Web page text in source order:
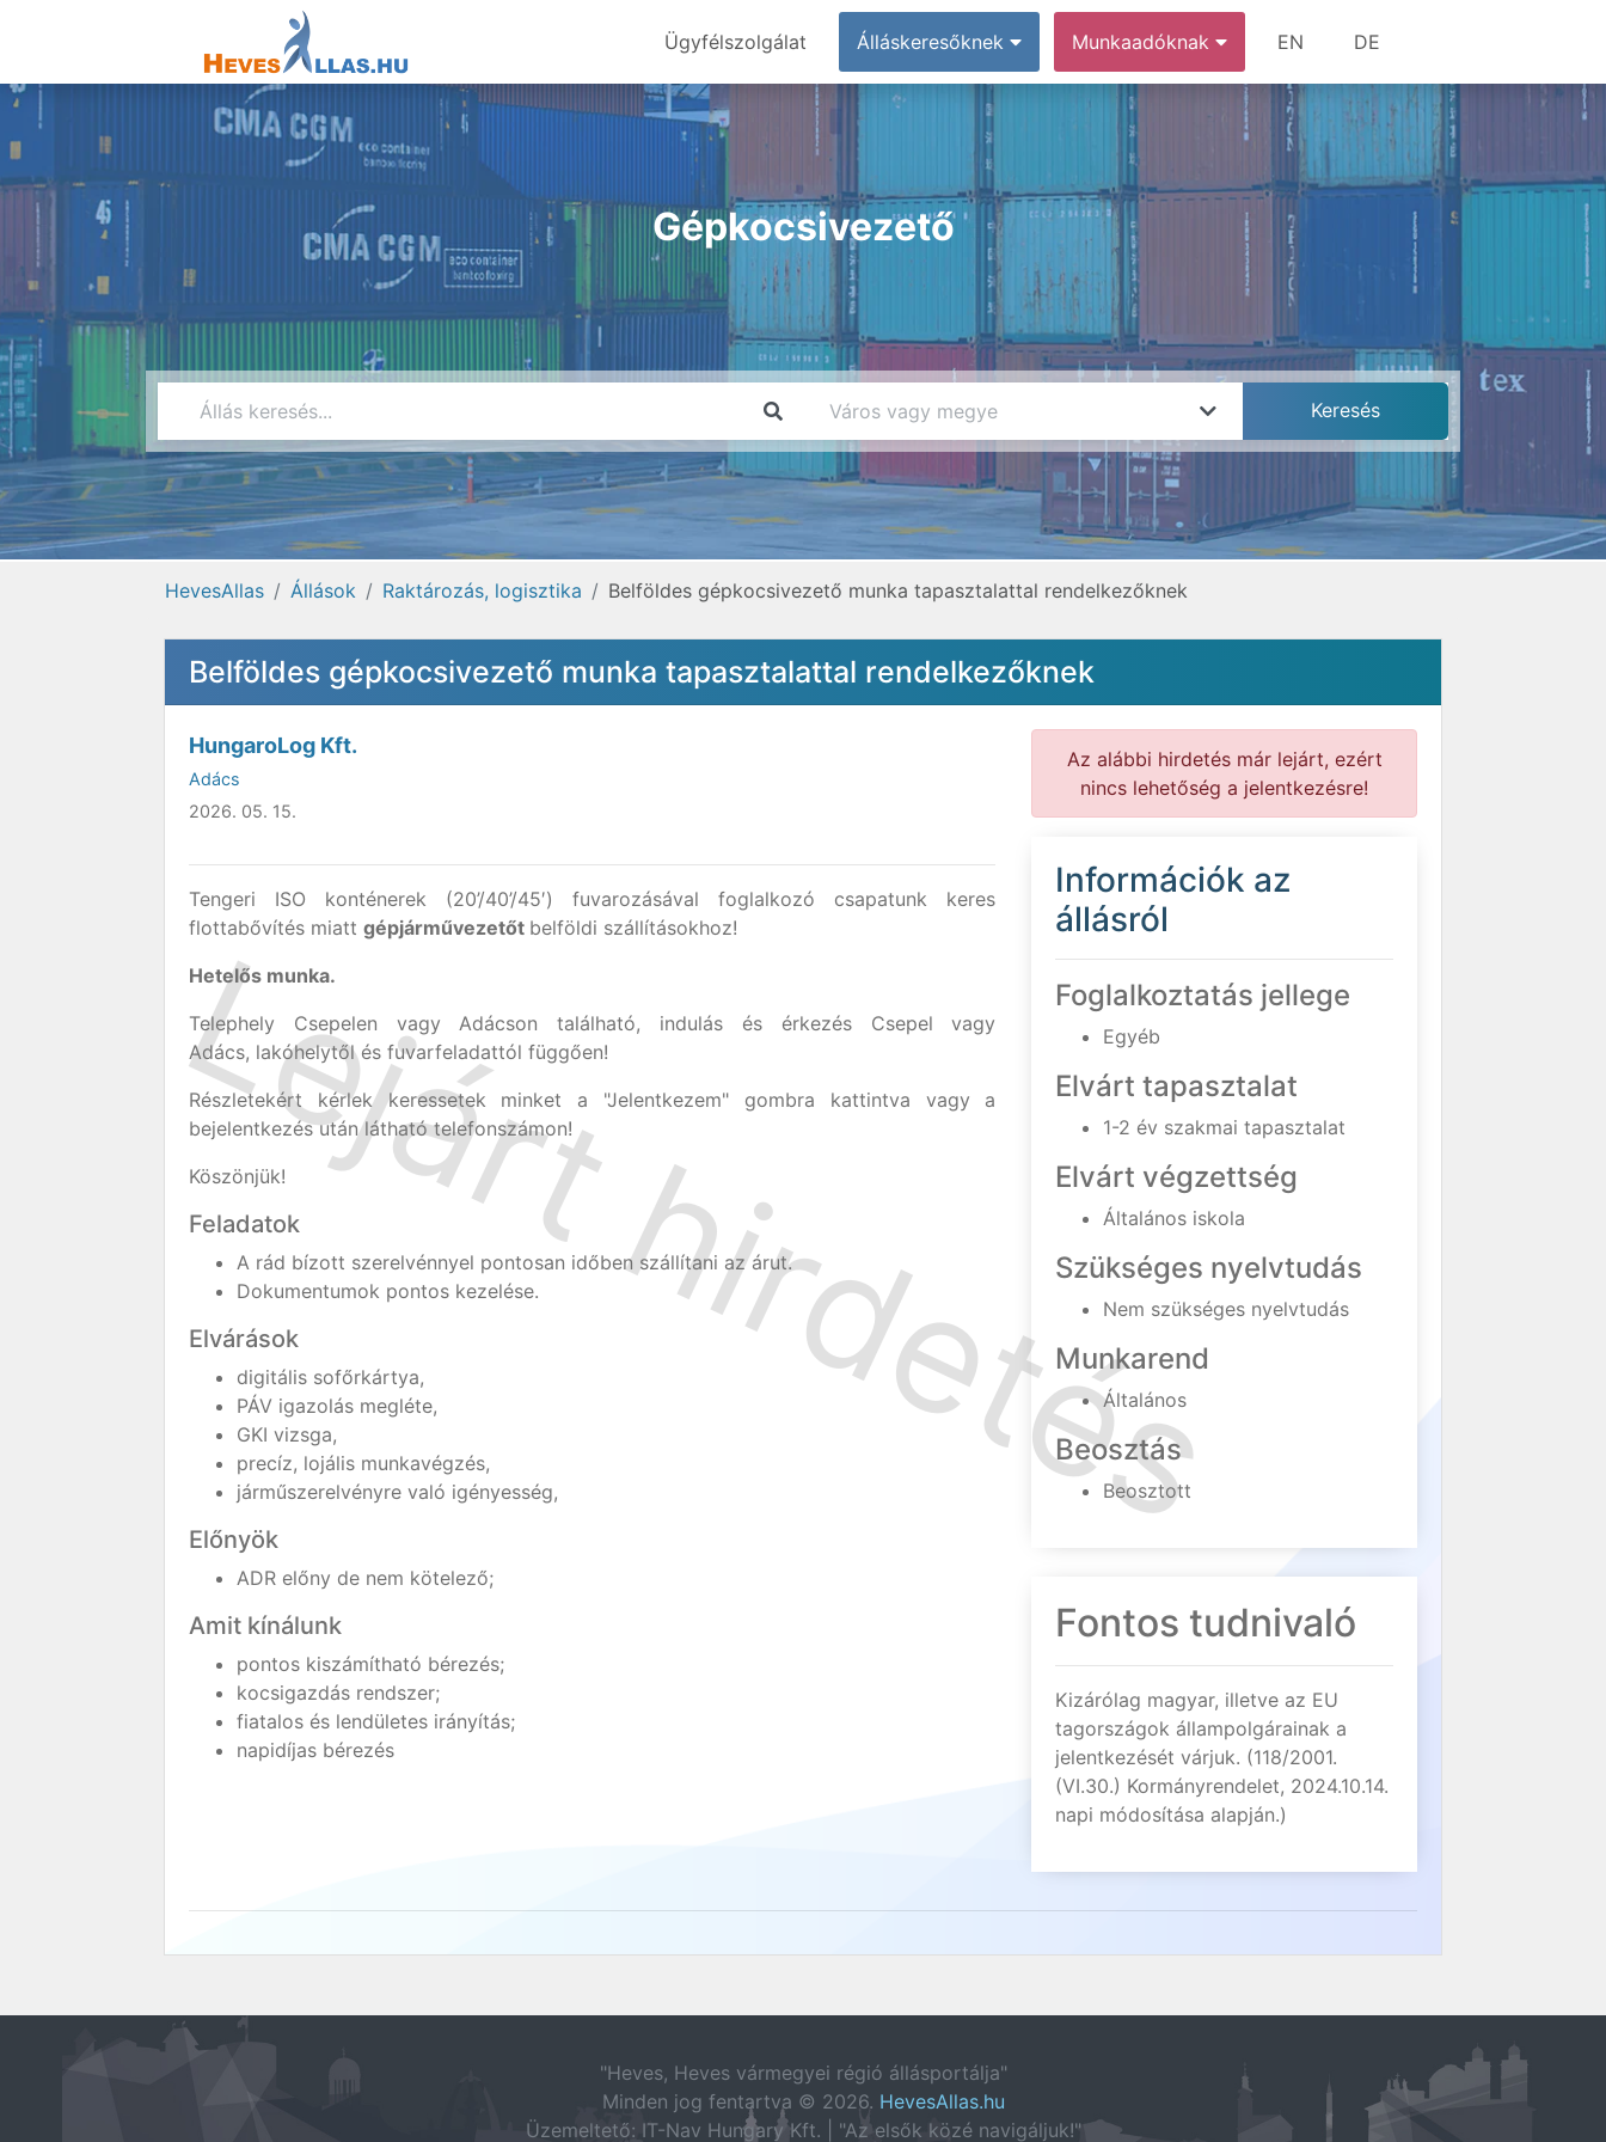
Ügyfélszolgálat Álláskeresőknek Munkaadóknak EN DE
Gépkocsivezető
HevesAllas Állások Raktározás, logisztika Belföldes gépkocsivezető munka tapasztalattal rendelkezőknek
Belföldes gépkocsivezető munka tapasztalattal rendelkezőknek
HungaroLog Kft.
Adács
2026. 05. 15.
Tengeri ISO konténerek (20’/40’/45′) fuvarozásával foglalkozó csapatunk keres
flottabővítés miatt gépjárművezetőt belföldi szállításokhoz!
Hetelős munka.
Telephely Csepelen vagy Adácson található, indulás és érkezés Csepel vagy
Adács, lakóhelytől és fuvarfeladattól függően!
Részletekért kérlek keressetek minket a "Jelentkezem" gombra kattintva vagy a
bejelentkezés után látható telefonszámon!
Köszönjük!
Feladatok
A rád bízott szerelvénnyel pontosan időben szállítani az árut.
Dokumentumok pontos kezelése.
Elvárások
digitális sofőrkártya,
PÁV igazolás megléte,
GKI vizsga,
precíz, lojális munkavégzés,
járműszerelvényre való igényesség,
Előnyök
ADR előny de nem kötelező;
Amit kínálunk
pontos kiszámítható bérezés;
kocsigazdás rendszer;
fiatalos és lendületes irányítás;
napidíjas bérezés
Az alábbi hirdetés már lejárt, ezért
nincs lehetőség a jelentkezésre!
Információk az
állásról
Foglalkoztatás jellege
Egyéb
Elvárt tapasztalat
1-2 év szakmai tapasztalat
Elvárt végzettség
Általános iskola
Szükséges nyelvtudás
Nem szükséges nyelvtudás
Munkarend
Általános
Beosztás
Beosztott
Fontos tudnivaló
Kizárólag magyar, illetve az EU
tagországok állampolgárainak a
jelentkezését várjuk. (118/2001.
(VI.30.) Kormányrendelet, 2024.10.14.
napi módosítása alapján.)
"Heves, Heves vármegyei régió állásportálja"
Minden jog fentartva © 2026. HevesAllas.hu
Üzemeltető: IT-Nav Hungary Kft. | "Az elsők közé navigáljuk!"